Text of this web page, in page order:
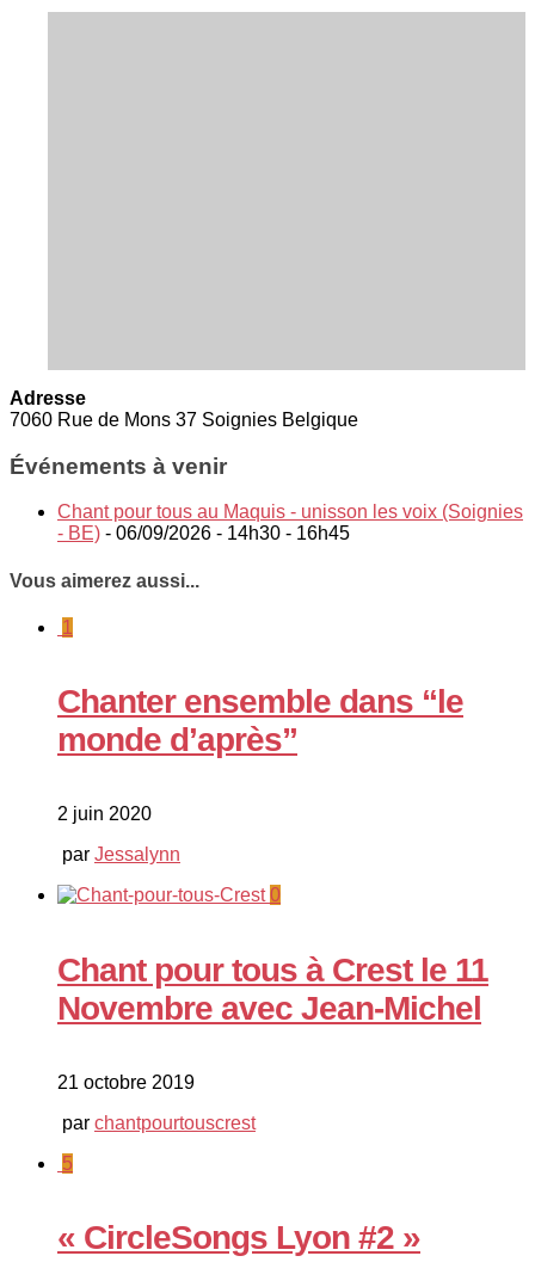
Adresse
7060 Rue de Mons 37 Soignies Belgique
Événements à venir
Chant pour tous au Maquis - unisson les voix (Soignies
- BE) - 06/09/2026 - 14h30 - 16h45
Vous aimerez aussi...
1
Chanter ensemble dans “le
monde d’après”
2 juin 2020
par Jessalynn
0
Chant pour tous à Crest le 11
Novembre avec Jean-Michel
21 octobre 2019
par chantpourtouscrest
5
« CircleSongs Lyon #2 »